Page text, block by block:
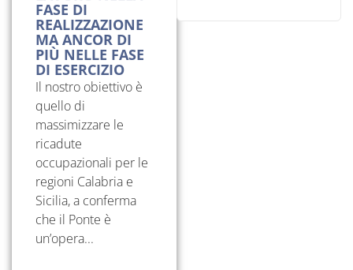
FASE DI
REALIZZAZIONE
MA ANCOR DI
PIÙ NELLE FASE
DI ESERCIZIO
Il nostro obiettivo è
quello di
massimizzare le
ricadute
occupazionali per le
regioni Calabria e
Sicilia, a conferma
che il Ponte è
un’opera...